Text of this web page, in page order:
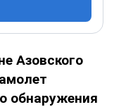
Азовского
обнаружения